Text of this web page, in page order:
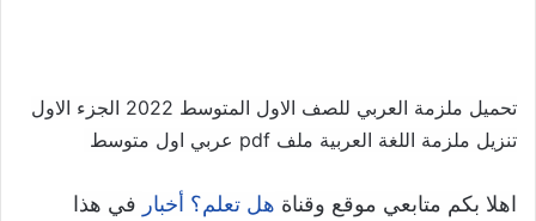
تحميل ملزمة العربي للصف الاول المتوسط 2022 الجزء الاول
تنزيل ملزمة اللغة العربية ملف pdf عربي اول متوسط
اهلا بكم متابعي موقع وقناة هل تعلم؟ أخبار في هذا